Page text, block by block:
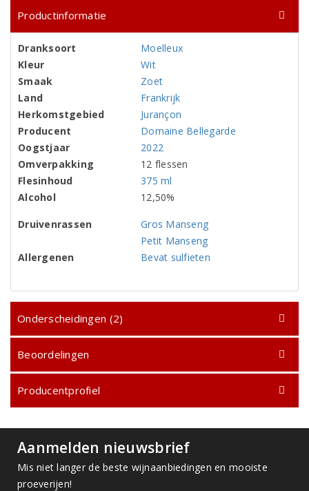
Productinformatie
Dranksoort
Moelleux
Kleur
Wit
Smaak
Zoet
Land
Frankrijk
Herkomstgebied
Jurançon
Producent
Domaine Bellegarde
Oogstjaar
2022
Omverpakking
12 flessen
Flesinhoud
375 ml
Alcohol
12,50%
Druivenrassen
Gros Manseng
Petit Manseng
Allergenen
Bevat sulfieten
Onderscheidingen (2)
Beoordelingen
Producentprofiel
Aanmelden nieuwsbrief
Mis niet langer de beste wijnaanbiedingen en mooiste
proeverijen!